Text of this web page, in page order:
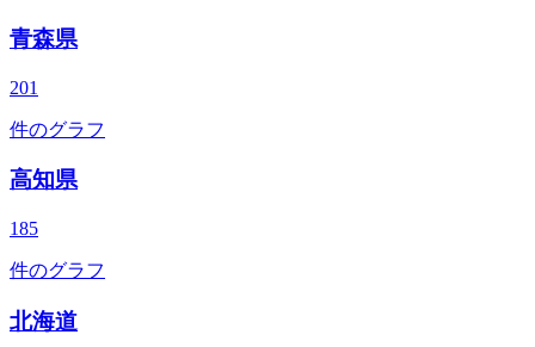
青森県
201
件のグラフ
高知県
185
件のグラフ
北海道